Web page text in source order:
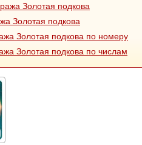
Золотая подкова
Золотая подкова
Золотая подкова по номеру
Золотая подкова по числам